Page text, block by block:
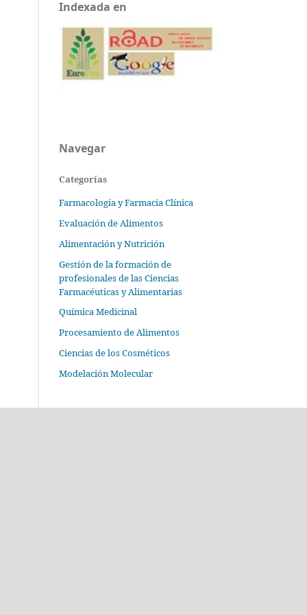
Indexada en
Navegar
Categorías
Farmacología y Farmacia Clínica
Evaluación de Alimentos
Alimentación y Nutrición
Gestión de la formación de
profesionales de las Ciencias
Farmacéuticas y Alimentarias
Química Medicinal
Procesamiento de Alimentos
Ciencias de los Cosméticos
Modelación Molecular